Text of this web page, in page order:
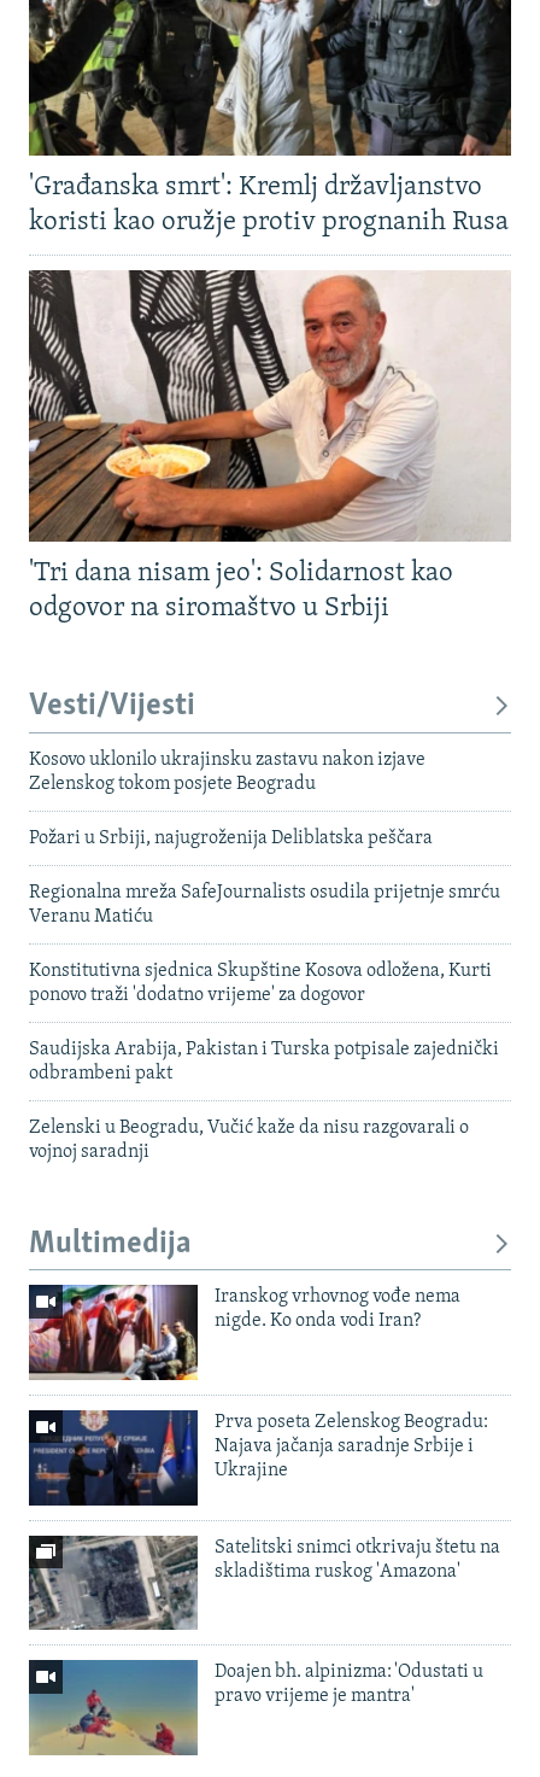
'Građanska smrt': Kremlj državljanstvo
koristi kao oružje protiv prognanih Rusa
'Tri dana nisam jeo': Solidarnost kao
odgovor na siromaštvo u Srbiji
Vesti/Vijesti
Kosovo uklonilo ukrajinsku zastavu nakon izjave
Zelenskog tokom posjete Beogradu
Požari u Srbiji, najugroženija Deliblatska peščara
Regionalna mreža SafeJournalists osudila prijetnje smrću
Veranu Matiću
Konstitutivna sjednica Skupštine Kosova odložena, Kurti
ponovo traži 'dodatno vrijeme' za dogovor
Saudijska Arabija, Pakistan i Turska potpisale zajednički
odbrambeni pakt
Zelenski u Beogradu, Vučić kaže da nisu razgovarali o
vojnoj saradnji
Multimedija
Iranskog vrhovnog vođe nema
nigde. Ko onda vodi Iran?
Prva poseta Zelenskog Beogradu:
Najava jačanja saradnje Srbije i
Ukrajine
Satelitski snimci otkrivaju štetu na
skladištima ruskog 'Amazona'
Doajen bh. alpinizma: 'Odustati u
pravo vrijeme je mantra'